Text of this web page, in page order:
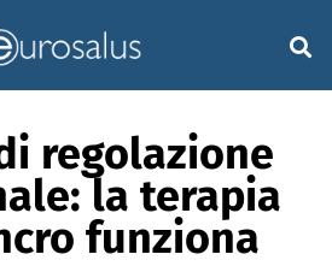
regolazione
la terapia
funziona